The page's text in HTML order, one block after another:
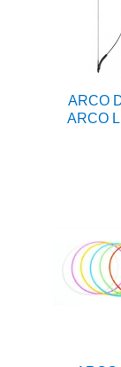
ARCO
ARCO